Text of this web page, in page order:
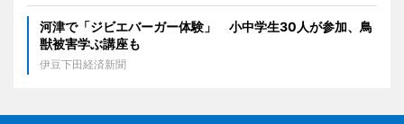
河津で「ジビエバーガー体験」 小中学生30人が参加、鳥
獣被害学ぶ講座も
伊豆下田経済新聞